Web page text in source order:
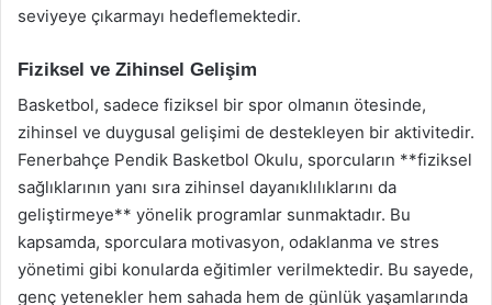
seviyeye çıkarmayı hedeflemektedir.
Fiziksel ve Zihinsel Gelişim
Basketbol, sadece fiziksel bir spor olmanın ötesinde,
zihinsel ve duygusal gelişimi de destekleyen bir aktivitedir.
Fenerbahçe Pendik Basketbol Okulu, sporcuların **fiziksel
sağlıklarının yanı sıra zihinsel dayanıklılıklarını da
geliştirmeye** yönelik programlar sunmaktadır. Bu
kapsamda, sporculara motivasyon, odaklanma ve stres
yönetimi gibi konularda eğitimler verilmektedir. Bu sayede,
genç yetenekler hem sahada hem de günlük yaşamlarında